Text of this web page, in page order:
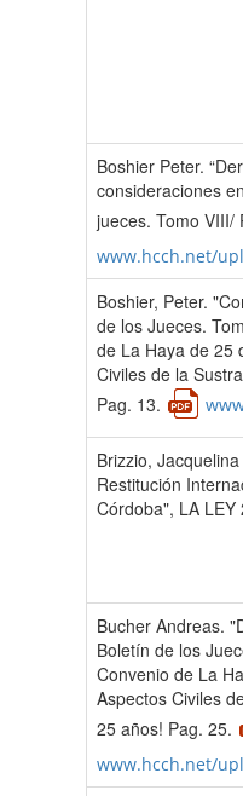
Boshier Peter.
consideraciones
jueces. Tomo
www.hcch.net/
Boshier, Peter.
de los Jueces.
de La Haya de 25
Civiles de la
Pag. 13.
Brizzio,
Restitución
Córdoba", LA
Bucher Andreas.
Boletín de los
Convenio de La
Aspectos Civiles
25 años! Pag. 25.
www.hcch.net/